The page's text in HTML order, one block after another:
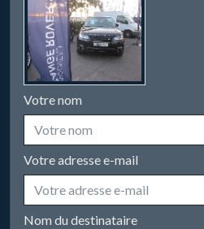
Votre nom
Votre adresse e-mail
Nom du destinataire